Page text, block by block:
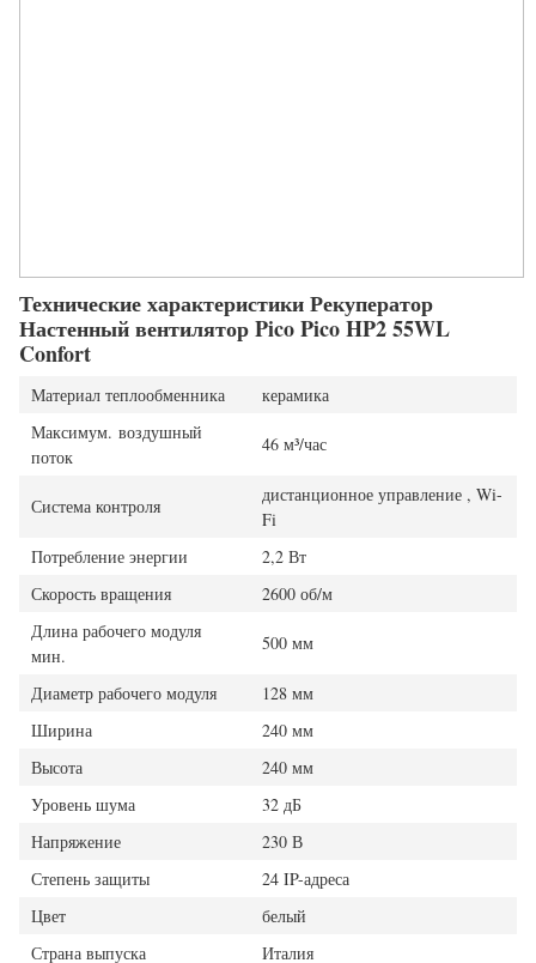
Технические характеристики Рекуператор
Настенный вентилятор Pico Pico HP2 55WL
Confort
Материал теплообменника
керамика
Максимум. воздушный
поток
46 м³/час
Система контроля
дистанционное управление , Wi-
Fi
Потребление энергии
2,2 Вт
Скорость вращения
2600 об/м
Длина рабочего модуля
мин.
500 мм
Диаметр рабочего модуля
128 мм
Ширина
240 мм
Высота
240 мм
Уровень шума
32 дБ
Напряжение
230 В
Степень защиты
24 IP-адреса
Цвет
белый
Страна выпуска
Италия